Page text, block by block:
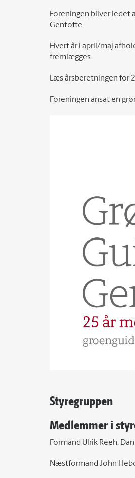
Foreningen bliver ledet
Gentofte.
Hvert år i april/maj
fremlægges.
Læs årsberetningen for
Foreningen ansat en
Styregruppen
Medlemmer i
Formand Ulrik Reeh,
Næstformand John